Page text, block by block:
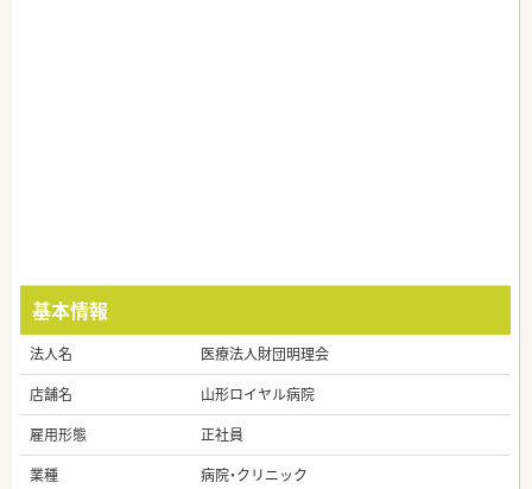
基本情報
法人名
医療法人財団明理会
店舗名
山形ロイヤル病院
雇用形態
正社員
業種
病院・クリニック